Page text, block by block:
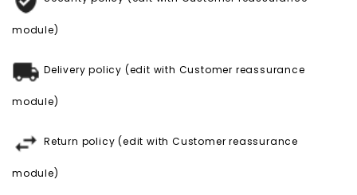
module)
Delivery policy (edit with Customer reassurance
module)
Return policy (edit with Customer reassurance
module)